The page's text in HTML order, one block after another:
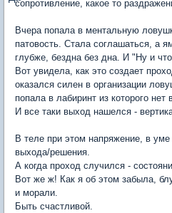
сопротивление, какое то
Вчера попала в ментальную
патовость. Стала соглашаться, а
глубже, бездна без дна. И "Ну и
Вот увидела, как это создает
оказался силен в организации
попала в лабиринт из которого нет
И все таки выход нашелся -
В теле при этом напряжение, в
выхода/решения.
А когда проход случился -
Вот же ж! Как я об этом забыла,
и морали.
Быть счастливой.